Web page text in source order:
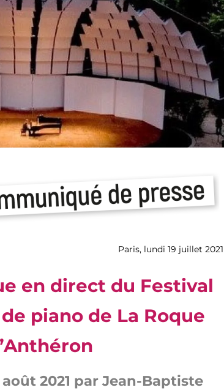
Paris, lundi 19 juillet 2021
en direct du Festival
piano de La Roque
2021 par Jean-Baptiste